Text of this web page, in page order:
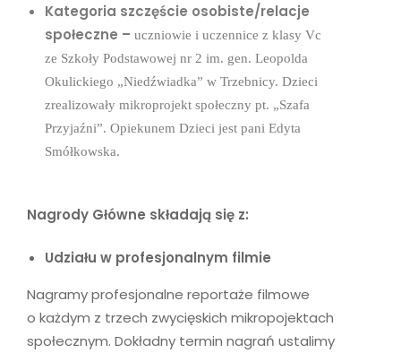
Kategoria szczęście osobiste/relacje
społeczne – uczniowie i uczennice z klasy Vc
ze Szkoły Podstawowej nr 2 im. gen. Leopolda
Okulickiego „Niedźwiadka” w Trzebnicy. Dzieci
zrealizowały mikroprojekt społeczny pt. „Szafa
Przyjaźni”. Opiekunem Dzieci jest pani Edyta
Smółkowska.
Nagrody Główne składają się z:
Udziału w profesjonalnym filmie
Nagramy profesjonalne reportaże filmowe
o każdym z trzech zwycięskich mikropojektach
społecznym. Dokładny termin nagrań ustalimy